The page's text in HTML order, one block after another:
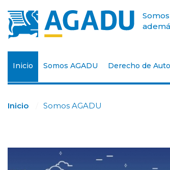
Inicio Somos AGADU Derecho de
Inicio Somos AGADU